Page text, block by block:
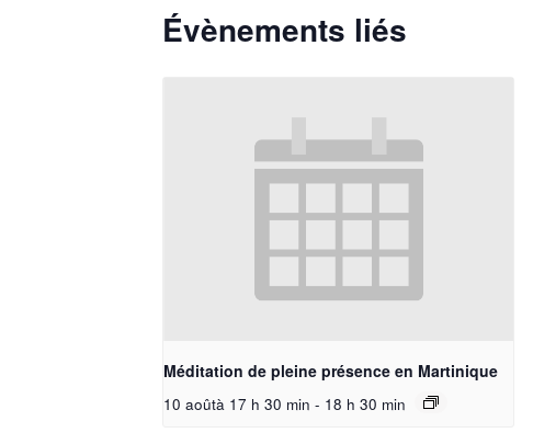
Évènements liés
Méditation de pleine présence en Martinique
10 aoûtà 17 h 30 min - 18 h 30 min